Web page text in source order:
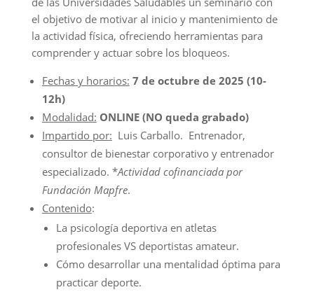
el objetivo de motivar al inicio y mantenimiento de
la actividad física, ofreciendo herramientas para
comprender y actuar sobre los bloqueos.
Fechas y horarios: 7 de octubre de 2025 (10-
12h)
Modalidad: ONLINE (NO queda grabado)
Impartido por: Luis Carballo. Entrenador,
consultor de bienestar corporativo y entrenador
especializado. *Actividad cofinanciada por
Fundación Mapfre.
Contenido:
La psicología deportiva en atletas
profesionales VS deportistas amateur.
Cómo desarrollar una mentalidad óptima para
practicar deporte.